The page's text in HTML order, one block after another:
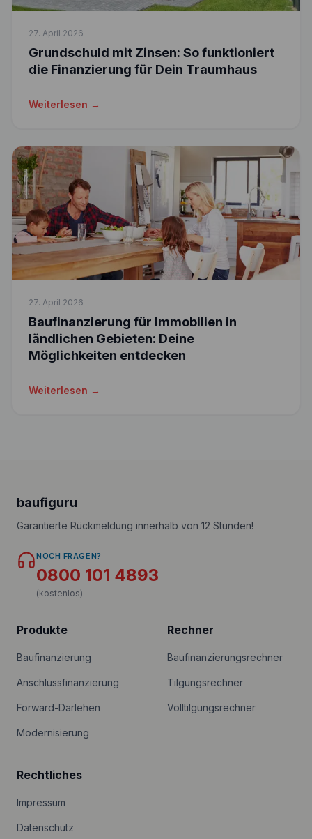
27. April 2026
Grundschuld mit Zinsen: So funktioniert
die Finanzierung für Dein Traumhaus
Weiterlesen →
27. April 2026
Baufinanzierung für Immobilien in
ländlichen Gebieten: Deine
Möglichkeiten entdecken
Weiterlesen →
baufiguru
Garantierte Rückmeldung innerhalb von 12 Stunden!
NOCH FRAGEN?
0800 101 4893
(kostenlos)
Produkte
Baufinanzierung
Anschlussfinanzierung
Forward-Darlehen
Modernisierung
Rechner
Baufinanzierungsrechner
Tilgungsrechner
Volltilgungsrechner
Rechtliches
Impressum
Datenschutz